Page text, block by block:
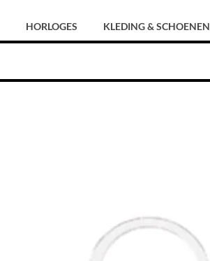
HORLOGES KLEDING & SCHOENEN